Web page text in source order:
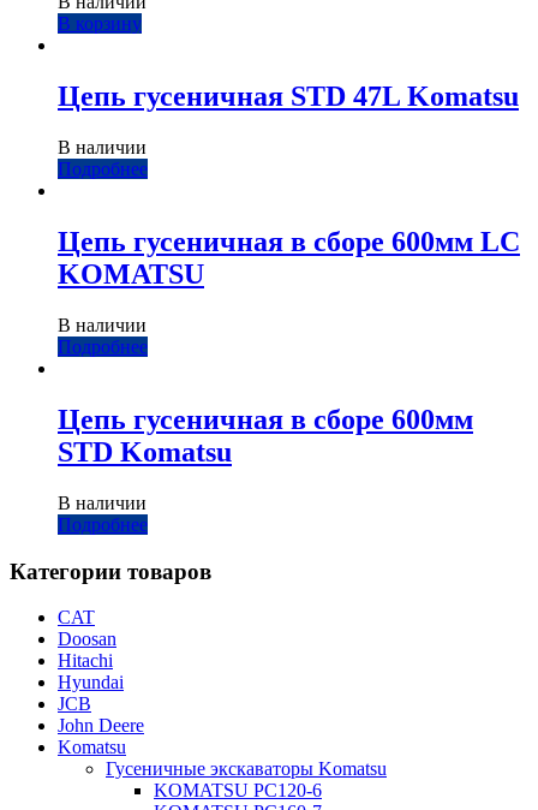
В корзину
Цепь гусеничная STD 47L Komatsu
В наличии
Подробнее
Цепь гусеничная в сборе 600мм LC
KOMATSU
В наличии
Подробнее
Цепь гусеничная в сборе 600мм
STD Komatsu
В наличии
Подробнее
Категории товаров
CAT
Doosan
Hitachi
Hyundai
JCB
John Deere
Komatsu
Гусеничные экскаваторы Komatsu
KOMATSU PC120-6